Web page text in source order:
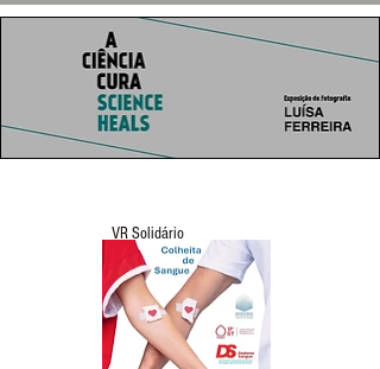
VR Solidário